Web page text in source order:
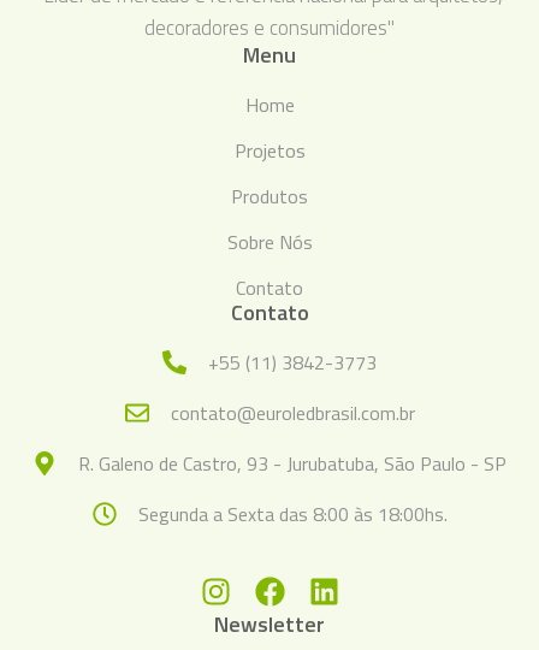
decoradores e consumidores"
Menu
Home
Projetos
Produtos
Sobre Nós
Contato
Contato
+55 (11) 3842-3773
contato@euroledbrasil.com.br
R. Galeno de Castro, 93 - Jurubatuba, São Paulo - SP
Segunda a Sexta das 8:00 às 18:00hs.
Newsletter